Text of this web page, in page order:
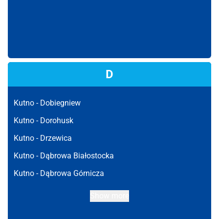
D
Kutno - Dobiegniew
Kutno - Dorohusk
Kutno - Drzewica
Kutno - Dąbrowa Białostocka
Kutno - Dąbrowa Górnicza